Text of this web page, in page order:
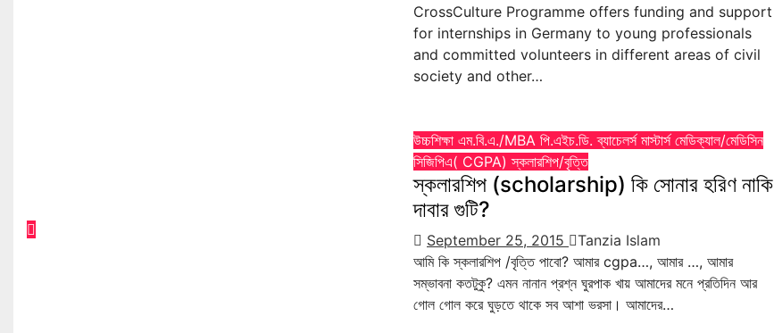
CrossCulture Programme offers funding and support
for internships in Germany to young professionals
and committed volunteers in different areas of civil
society and other…
উচ্চশিক্ষা এম.বি.এ./MBA পি.এইচ.ডি.ব্যাচেলর্স মাস্টার্স মেডিক্যাল/মেডিসিন
সিজিপিএ( CGPA)স্কলারশিপ/বৃত্তি
স্কলারশিপ (scholarship) কি সোনার হরিণ নাকি
দাবার গুটি?
September 25, 2015
Tanzia Islam
আমি কি স্কলারশিপ /বৃত্তি পাবো? আমার cgpa…, আমার …, আমার
সম্ভাবনা কতটুকু? এমন নানান প্রশ্ন ঘুরপাক খায় আমাদের মনে প্রতিদিন আর
গোল গোল করে ঘুড়তে থাকে সব আশা ভরসা। আমাদের…